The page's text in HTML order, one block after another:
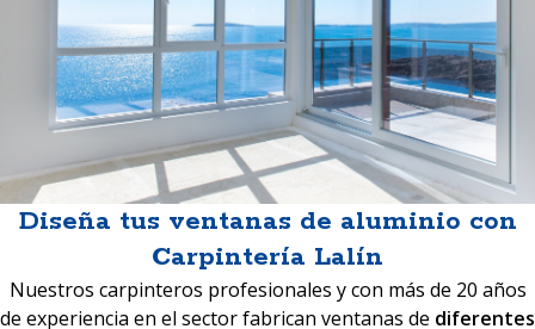
Diseña tus ventanas de aluminio con
Carpintería Lalín
Nuestros carpinteros profesionales y con más de 20 años
de experiencia en el sector fabrican ventanas de diferentes